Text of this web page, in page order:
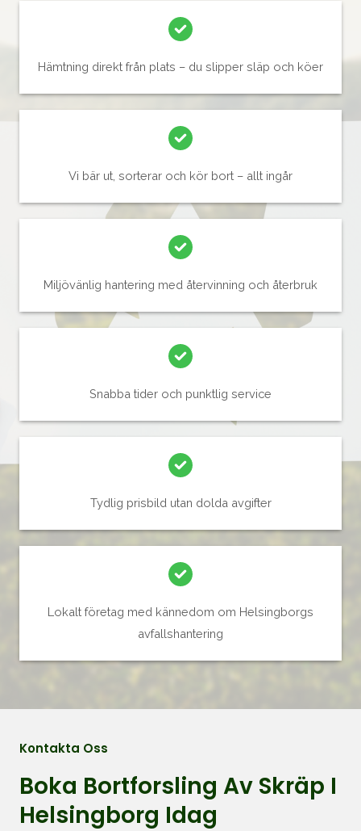
Hämtning direkt från plats – du slipper släp och köer
Vi bär ut, sorterar och kör bort – allt ingår
Miljövänlig hantering med återvinning och återbruk
Snabba tider och punktlig service
Tydlig prisbild utan dolda avgifter
Lokalt företag med kännedom om Helsingborgs
avfallshantering
Kontakta Oss
Boka Bortforsling Av Skräp I
Helsingborg Idag